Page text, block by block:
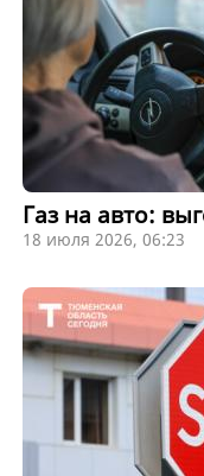
Газ на авто:
18 июля 2026, 06:23